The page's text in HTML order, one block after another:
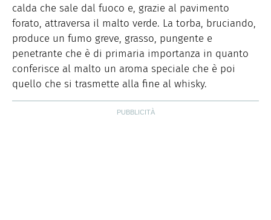
calda che sale dal fuoco e, grazie al pavimento
forato, attraversa il malto verde. La torba, bruciando,
produce un fumo greve, grasso, pungente e
penetrante che è di primaria importanza in quanto
conferisce al malto un aroma speciale che è poi
quello che si trasmette alla fine al whisky.